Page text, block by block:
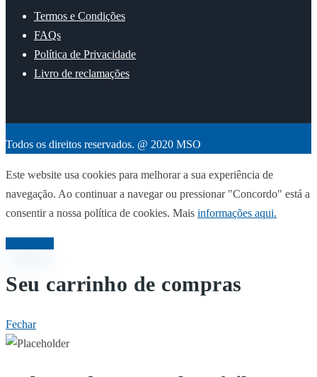
Termos e Condições
FAQs
Política de Privacidade
Livro de reclamações
Todos os direitos reservados. @ 2020 MSO
Este website usa cookies para melhorar a sua experiência de
navegação. Ao continuar a navegar ou pressionar "Concordo" está a
consentir a nossa política de cookies. Mais informações aqui.
Seu carrinho de compras
Fechar